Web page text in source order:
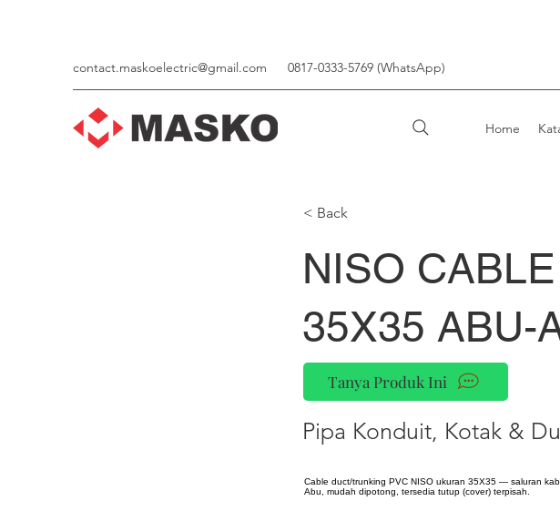
contact.maskoelectric@gmail.com 0817-0333-5769 (WhatsApp)
Home
< Back
NISO
35X35 ABU-
Tanya Produk Ini
Pipa Konduit, Kotak &
Cable duct/trunking PVC NISO ukuran 35X35 — saluran
Abu, mudah dipotong, tersedia tutup (cover) terpisah.